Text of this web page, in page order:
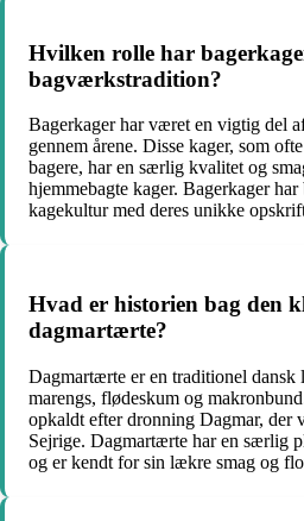
Hvilken rolle har
bagværkstradition?
Bagerkager har været en vigtig del
gennem årene. Disse kager, som
bagere, har en særlig kvalitet og
hjemmebagte kager. Bagerkager
kagekultur med deres unikke
Hvad er historien bag den
dagmartærte?
Dagmartærte er en traditionel dansk
marengs, flødeskum og
opkaldt efter dronning Dagmar, der
Sejrige. Dagmartærte har en særlig
og er kendt for sin lækre smag og